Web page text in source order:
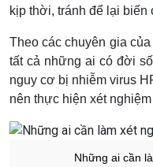
kịp thời, tránh để lại biến
Theo các chuyên gia
tất cả những ai có đời
nguy cơ bị nhiễm virus
nên thực hiện xét
Những ai cần